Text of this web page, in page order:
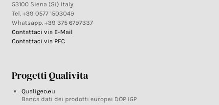
53100 Siena (Si) Italy
Tel. +39 0577 1503049
Whatsapp. +39 375 6797337
Contattaci via E-Mail
Contattaci via PEC
Progetti Qualivita
Qualigeo.eu
Banca dati dei prodotti europei DOP IGP